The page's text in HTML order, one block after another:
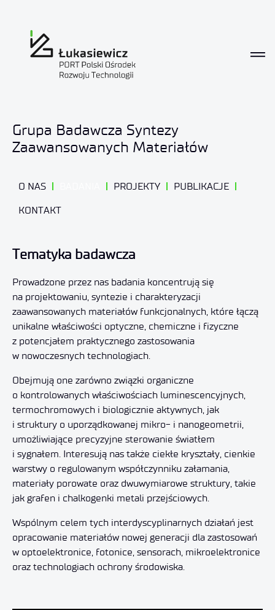
Badania
Grupa Badawcza Syntezy
Zaawansowanych Materiałów
O NAS PROJEKTY PUBLIKACJE
KONTAKT
Tematyka badawcza
Prowadzone przez nas badania koncentrują się
na projektowaniu, syntezie i charakteryzacji
zaawansowanych materiałów funkcjonalnych, które łączą
unikalne właściwości optyczne, chemiczne i fizyczne
z potencjałem praktycznego zastosowania
w nowoczesnych technologiach.
Obejmują one zarówno związki organiczne
o kontrolowanych właściwościach luminescencyjnych,
termochromowych i biologicznie aktywnych, jak
i struktury o uporządkowanej mikro- i nanogeometrii,
umożliwiające precyzyjne sterowanie światłem
i sygnałem. Interesują nas także ciekłe kryształy, cienkie
warstwy o regulowanym współczynniku załamania,
materiały porowate oraz dwuwymiarowe struktury, takie
jak grafen i chalkogenki metali przejściowych.
Wspólnym celem tych interdyscyplinarnych działań jest
opracowanie materiałów nowej generacji dla zastosowań
w optoelektronice, fotonice, sensorach, mikroelektronice
oraz technologiach ochrony środowiska.